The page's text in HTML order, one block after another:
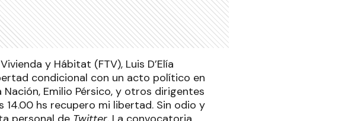
y Hábitat (FTV), Luis D’Elía
condicional con un acto político en
Emilio Pérsico, y otros dirigentes
14.00 hs recupero mi libertad. Sin odio y